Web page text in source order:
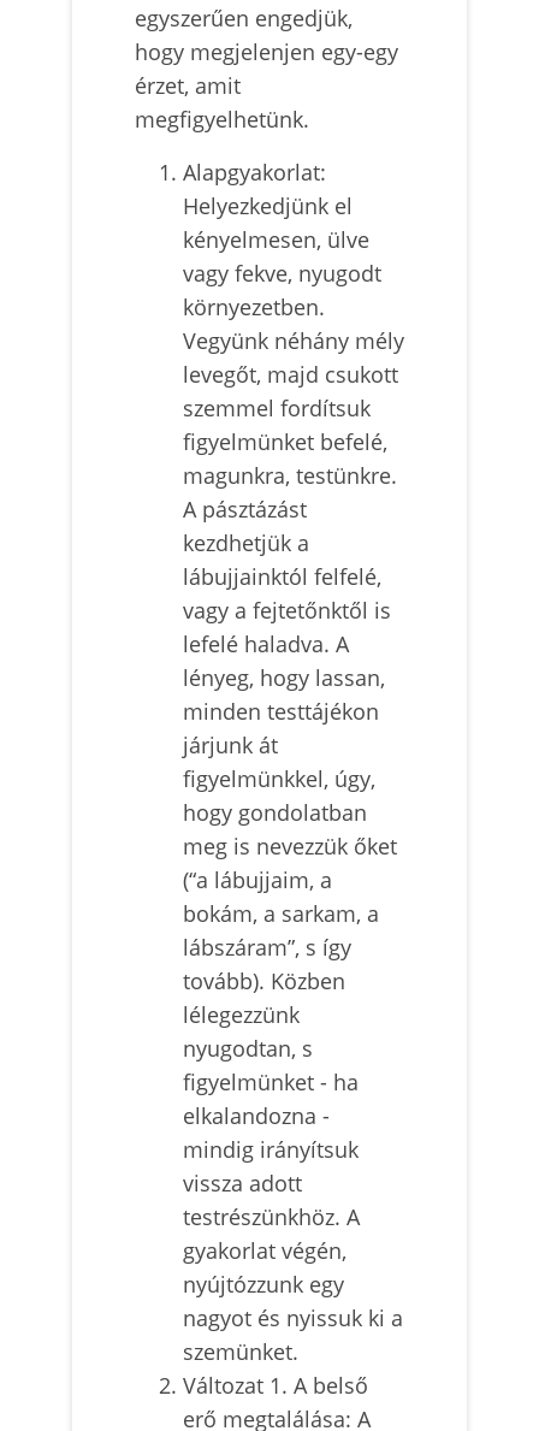
egyszerűen engedjük,
hogy megjelenjen egy-egy
érzet, amit
megfigyelhetünk.
Alapgyakorlat:
Helyezkedjünk el
kényelmesen, ülve
vagy fekve, nyugodt
környezetben.
Vegyünk néhány mély
levegőt, majd csukott
szemmel fordítsuk
figyelmünket befelé,
magunkra, testünkre.
A pásztázást
kezdhetjük a
lábujjainktól felfelé,
vagy a fejtetőnktől is
lefelé haladva. A
lényeg, hogy lassan,
minden testtájékon
járjunk át
figyelmünkkel, úgy,
hogy gondolatban
meg is nevezzük őket
(“a lábujjaim, a
bokám, a sarkam, a
lábszáram”, s így
tovább). Közben
lélegezzünk
nyugodtan, s
figyelmünket - ha
elkalandozna -
mindig irányítsuk
vissza adott
testrészünkhöz. A
gyakorlat végén,
nyújtózzunk egy
nagyot és nyissuk ki a
szemünket.
Változat 1. A belső
erő megtalálása: A